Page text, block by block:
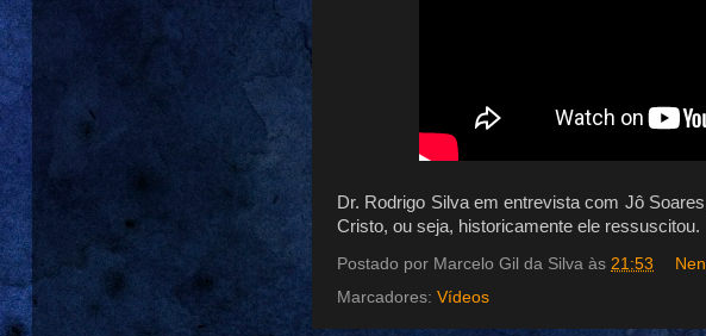
Dr. Rodrigo Silva em entrevista com Jô
Cristo, ou seja, historicamente ele ressuscitou.
Postado por Marcelo Gil da Silva às 21:53
Marcadores: Vídeos